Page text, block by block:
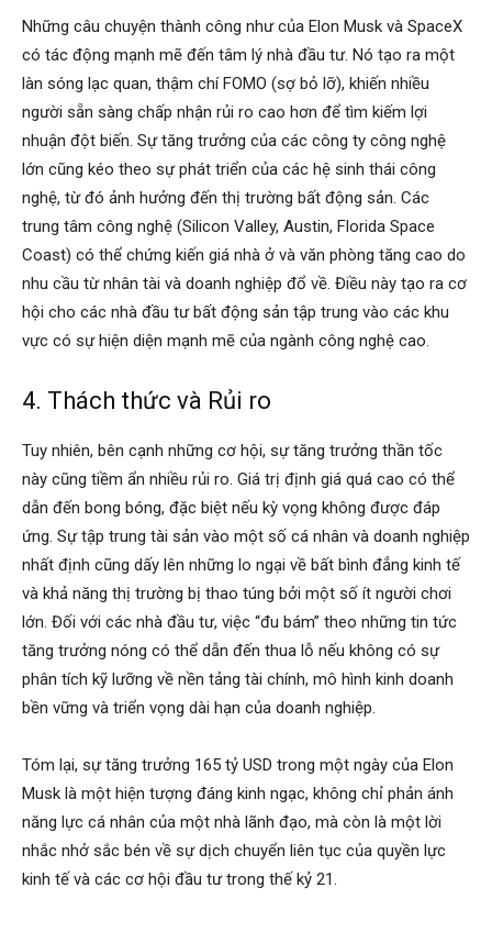
Những câu chuyện thành công như của Elon Musk và SpaceX
có tác động mạnh mẽ đến tâm lý nhà đầu tư. Nó tạo ra một
làn sóng lạc quan, thậm chí FOMO (sợ bỏ lỡ), khiến nhiều
người sẵn sàng chấp nhận rủi ro cao hơn để tìm kiếm lợi
nhuận đột biến. Sự tăng trưởng của các công ty công nghệ
lớn cũng kéo theo sự phát triển của các hệ sinh thái công
nghệ, từ đó ảnh hưởng đến thị trường bất động sản. Các
trung tâm công nghệ (Silicon Valley, Austin, Florida Space
Coast) có thể chứng kiến giá nhà ở và văn phòng tăng cao do
nhu cầu từ nhân tài và doanh nghiệp đổ về. Điều này tạo ra cơ
hội cho các nhà đầu tư bất động sản tập trung vào các khu
vực có sự hiện diện mạnh mẽ của ngành công nghệ cao.
4. Thách thức và Rủi ro
Tuy nhiên, bên cạnh những cơ hội, sự tăng trưởng thần tốc
này cũng tiềm ẩn nhiều rủi ro. Giá trị định giá quá cao có thể
dẫn đến bong bóng, đặc biệt nếu kỳ vọng không được đáp
ứng. Sự tập trung tài sản vào một số cá nhân và doanh nghiệp
nhất định cũng dấy lên những lo ngại về bất bình đẳng kinh tế
và khả năng thị trường bị thao túng bởi một số ít người chơi
lớn. Đối với các nhà đầu tư, việc “đu bám” theo những tin tức
tăng trưởng nóng có thể dẫn đến thua lỗ nếu không có sự
phân tích kỹ lưỡng về nền tảng tài chính, mô hình kinh doanh
bền vững và triển vọng dài hạn của doanh nghiệp.
Tóm lại, sự tăng trưởng 165 tỷ USD trong một ngày của Elon
Musk là một hiện tượng đáng kinh ngạc, không chỉ phản ánh
năng lực cá nhân của một nhà lãnh đạo, mà còn là một lời
nhắc nhở sắc bén về sự dịch chuyển liên tục của quyền lực
kinh tế và các cơ hội đầu tư trong thế kỷ 21.